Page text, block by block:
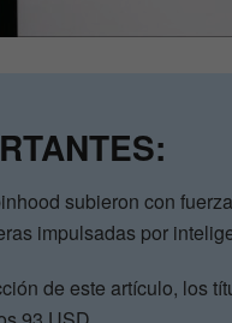
subieron con
impulsadas por
de este artículo, los